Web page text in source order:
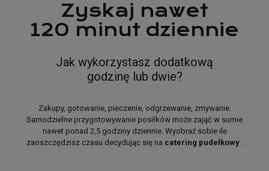
odGreenBox
Zyskaj nawet
120 minut dziennie
Jak wykorzystasz dodatkową
godzinę lub dwie?
Zakupy, gotowanie, pieczenie, odgrzewanie, zmywanie.
Samodzielne przygotowywanie posiłków może zająć w sumie
nawet ponad 2,5 godziny dziennie. Wyobraź sobie ile
zaoszczędzisz czasu decydując się na catering pudełkowy .